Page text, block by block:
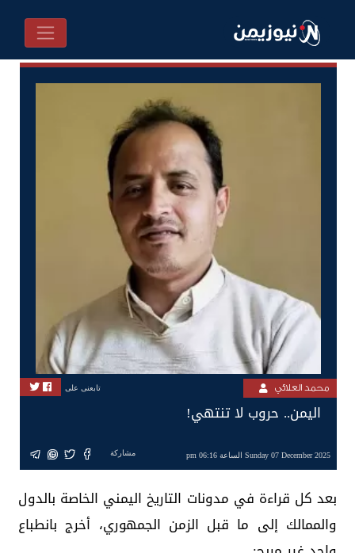
محمد العلائي تابعنى على
اليمن.. حروب لا تنتهي!
Sunday 07 December 2025 الساعة 06:16 pm مشاركة
بعد كل قراءة في مدونات التاريخ اليمني الخاصة بالدول
والممالك إلى ما قبل الزمن الجمهوري، أخرج بانطباع